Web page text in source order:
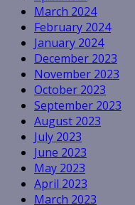
March 2024
February 2024
January 2024
December 2023
November 2023
October 2023
September 2023
August 2023
July 2023
June 2023
May 2023
April 2023
March 2023